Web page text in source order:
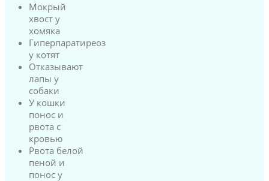
Мокрый
хвост у
хомяка
Гиперпаратиреоз
у котят
Отказывают
лапы у
собаки
У кошки
понос и
рвота с
кровью
Рвота белой
пеной и
понос у